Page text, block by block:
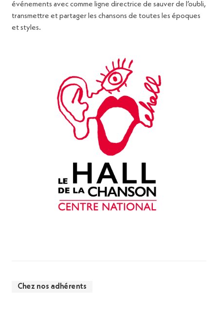
événements avec comme ligne directrice de sauver de l’oubli,
transmettre et partager les chansons de toutes les époques
et styles.
Chez nos adhérents